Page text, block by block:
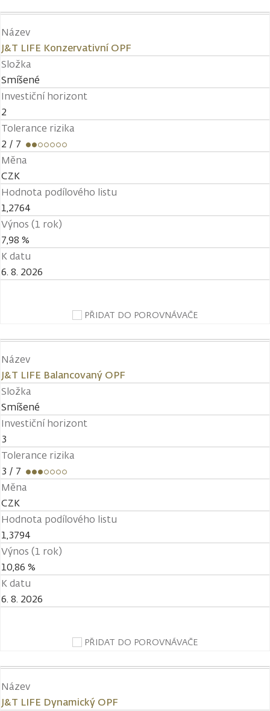
Název
J&T LIFE Konzervativní OPF
Složka
Smíšené
Investiční horizont
2
Tolerance rizika
2 / 7
Měna
CZK
Hodnota podílového listu
1,2764
Výnos (1 rok)
7,98 %
K datu
6. 8. 2026
PŘIDAT DO POROVNÁVAČE
Název
J&T LIFE Balancovaný OPF
Složka
Smíšené
Investiční horizont
3
Tolerance rizika
3 / 7
Měna
CZK
Hodnota podílového listu
1,3794
Výnos (1 rok)
10,86 %
K datu
6. 8. 2026
PŘIDAT DO POROVNÁVAČE
Název
J&T LIFE Dynamický OPF